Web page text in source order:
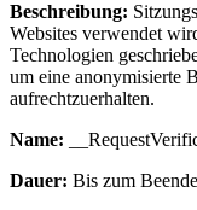
Beschreibung:
Websites verwendet
Technologien
um eine anonymisierte
aufrechtzuerhalten.
Name:
Dauer: Bis zum